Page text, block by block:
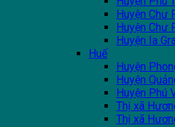
Huyện Chư
Huyện Chư
Huyện Ia
Huế
Huyện
Huyện
Huyện Phú
Thị xã
Thị xã